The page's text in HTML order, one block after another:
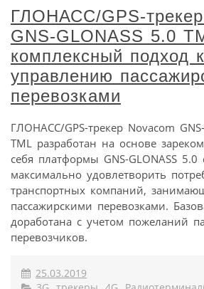
ГЛОНАСС/GPS-
GNS-GLONASS 5.0
комплексный подход к
управлению
перевозками
ГЛОНАСС/GPS-трекер Novacom
TML разработан на основе
себя платформы GNS-GLONASS
максимально удовлетворить
транспортных компаний,
пассажирскими перевозками.
доработана с учетом пожеланий
перевозчиков.
25.03.2019